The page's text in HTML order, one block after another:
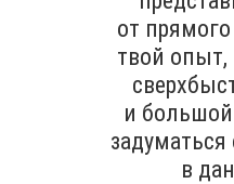
от
твой опыт,
и большой
в